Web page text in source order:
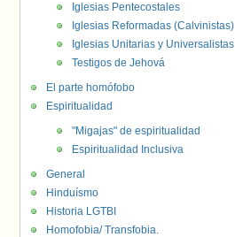
Iglesias Pentecostales
Iglesias Reformadas (Calvinistas)
Iglesias Unitarias y Universalistas
Testigos de Jehová
El parte homófobo
Espiritualidad
"Migajas" de espiritualidad
Espiritualidad Inclusiva
General
Hinduísmo
Historia LGTBI
Homofobia/ Transfobia.